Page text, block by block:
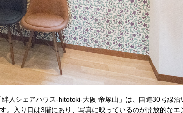
人シェアハウス-hitotoki-大阪 帝塚山」は、国道30号線沿
入り口は3階にあり、写真に映っているのが開放的なエ